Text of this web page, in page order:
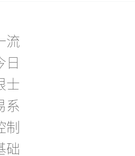
流
日
士
系
础